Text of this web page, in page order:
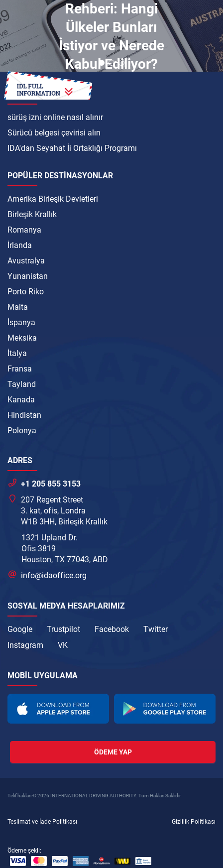
Rehberi: Hangi
Ülkeler Bunları
İstiyor ve Nerede
Kabul Ediliyor?
ULUSLARARASI
sürüş izni online nasıl alınır
Sürücü belgesi çevirisi alın
IDA'dan Seyahat İi Ortaklığı Programı
POPÜLER DESTINASYONLAR
Amerika Birleşik Devletleri
Birleşik Krallık
Romanya
İrlanda
Avustralya
Yunanistan
Porto Riko
Malta
İspanya
Meksika
İtalya
Fransa
Tayland
Kanada
Hindistan
Polonya
ADRES
+1 205 855 3153
207 Regent Street
3. kat, ofis, Londra
W1B 3HH, Birleşik Krallık
1321 Upland Dr.
Ofis 3819
Houston, TX 77043, ABD
info@idaoffice.org
SOSYAL MEDYA HESAPLARIMIZ
Google Trustpilot Facebook
Twitter
Instagram
VK
MOBIL UYGULAMA
ÖDEME YAP
Telif hakları © 2026 INTERNATIONAL DRIVING AUTHORITY. Tüm Hakları Saklıdır
Teslimat ve İade Politikası Gizlilik Politikası
Ödeme şekli: